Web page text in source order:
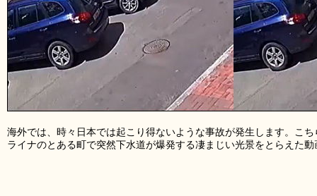
海外では、時々日本では起こり得ないような事故が発生します。こ
ライナのとある町で突然下水道が爆発する凄まじい光景をとらえた動